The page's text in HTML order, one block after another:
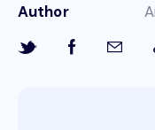
Author